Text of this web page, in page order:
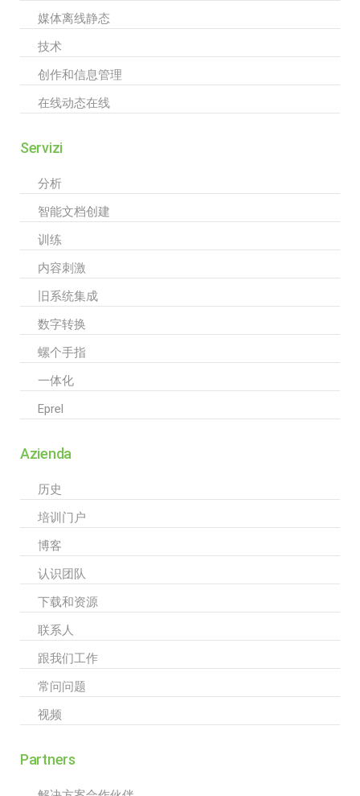
媒体离线静态
技术
创作和信息管理
在线动态在线
Servizi
分析
智能文档创建
训练
内容刺激
旧系统集成
数字转换
螺个手指
一体化
Eprel
Azienda
历史
培训门户
博客
认识团队
下载和资源
联系人
跟我们工作
常问问题
视频
Partners